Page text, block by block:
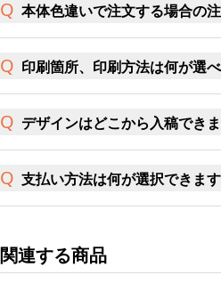
本体色違いで注文する場合の
印刷箇所、印刷方法は何が選
デザインはどこから入稿でき
支払い方法は何が選択できま
関連する商品